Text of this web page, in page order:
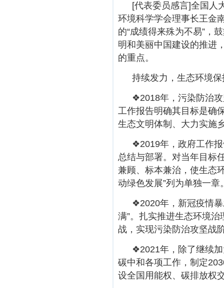
[代表委员感言]全国人
环境科学学会理事长王金
的“成绩得来殊为不易”，
明和美丽中国建设的推进
的重点。
持续发力，生态环境
❖2018年，污染防治
工作报告明确其目标是确
生态文明体制、大力实施
❖2019年，政府工作
总结与部署。对当年目标
兼顾、标本兼治，使生态
动绿色发展”列为单独一章
❖2020年，新冠疫情
满”。扎实推进生态环境
战，实现污染防治攻坚战
❖2021年，除了继续
碳中和各项工作，制定
设全国用能权、碳排放权